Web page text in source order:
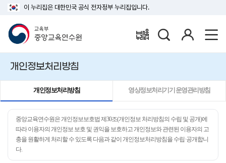
이 누리집은 대한민국 공식 전자정부 누리집입니다.
배움누리터
개인정보처리방침
개인정보처리방침 영상정보처리기기 운영관리방침
중앙교육연수원은 개인정보보호법 제30조(개인정보 처리방침의 수립 및 공개)에
따라 이용자의 개인정보 보호 및 권익을 보호하고 개인정보와 관련된 이용자의 고
충을 원활하게 처리할 수 있도록 다음과 같이 개인정보처리방침을 수립·공개합니
다.